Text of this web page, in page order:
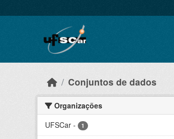
Conjuntos de dados
Organizações
UFSCar - 1